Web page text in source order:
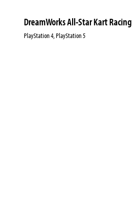
DreamWorks All-Star Kart Racing
PlayStation 4, PlayStation 5